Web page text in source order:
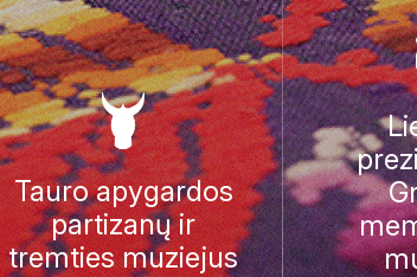
Tauro apygardos
partizanų ir
tremties muziejus